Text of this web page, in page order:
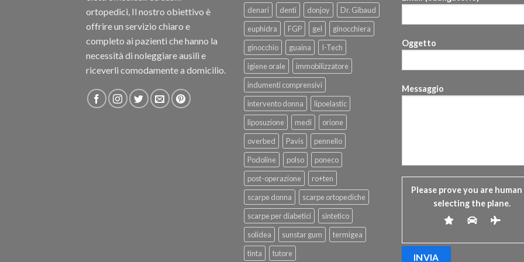
ortopedici, Il nostro obiettivo è
offrire un servizio chiaro e
completo ai pazienti che hanno la
necessità di noleggiare ausili e
riceverli comodamente a domicilio.
denari denti donjoy
Dr. Gibaud
euphidra
FGP gel
ginocchiera
ginocchio
guaina
I-Tech
igiene orale
immobilizzatore
indumenti comprensivi
intervento donna
lipoelastic
liposuzione
medi
orione
overbed
Pavis
pennello
Podoline
polso
poneco
post-operazione
ro+ten
scarpe donna
scarpe ortopediche
scarpe per diabetici
sintetico
solidea
sunstar gum
termigea
tinta
tutore
Oggetto
Messaggio
Please prove you are human
selecting the plane.